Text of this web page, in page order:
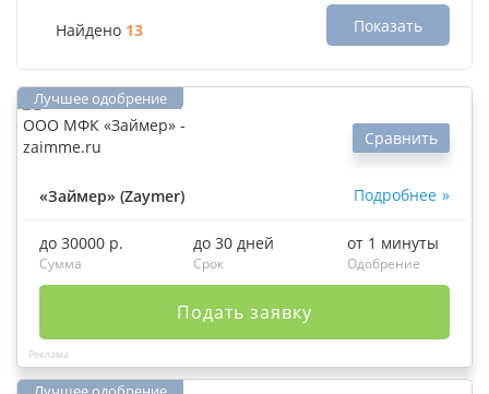
Найдено 13 Показать
«Займер» (Zaymer) Подробнее
Сравнить
до 30000 р.
Сумма
до 30 дней
Срок
от 1 минуты
Одобрение
Подать заявку